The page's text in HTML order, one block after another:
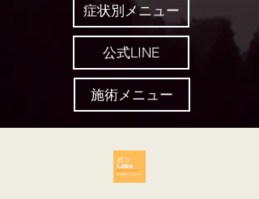
症状別メニュー
公式LINE
施術メニュー